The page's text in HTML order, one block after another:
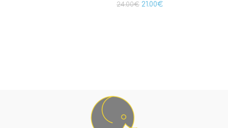
24.00€ 21.00€